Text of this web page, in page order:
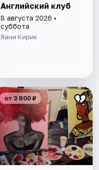
Английский клуб
8 августа 2026 •
суббота
Яани Кирик
от 3 800 ₽